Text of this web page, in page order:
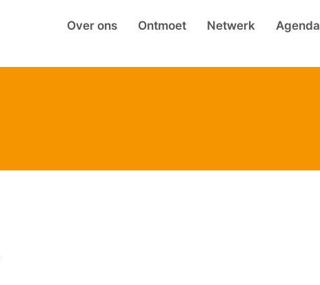
Over ons Ontmoet Netwerk Agenda